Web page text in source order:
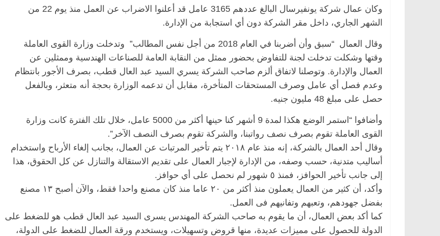
وكان عمال شركة يونفيرسال البالغ عددهم 3165 عامل قد أعلنوا الاضراب عن العمل منذ يوم 22 من
الشهر الجاري، داخل مقر الشركة دون أي استجابة من الإدارة.
وقال العمال “سبق وأن أضربنا في العام 2018 من أجل نفس المطالب” وتدخلت وزارة القوى العاملة
وقتها وشكلت تدخلت لجنة للتفاوض بحضور ممثل من النقابة العامة للصناعات الهندسية وممثلين عن
العمال والإدارة. وتوصلنا لاتفاق ألزم صاحب الشركة يسري السيد عبد العال قطب، بصرف الأجور بانتظام
وعدم فصل أي عامل وصرف المستحقات المتأخرة، مقابل أن تدعمه الوزارة بحجة أنه متعثر، وبالفعل
حصل على مبلغ 48 مليون جنيه.
وأضافوا “استمر الوضع هكذا لمدة 9 أشهر كنا حينها أكثر من 5000 عامل، خلال تلك الفترة كانت وزارة
القوى العاملة تقوم بصرف نصف رواتبنا، والشركة تقوم بصرف النصف الآخر”.
وقال أحد العمال بالشركة، إنه منذ عام ٢٠١٨ يتم تأخير المرتبات عن العمال، بجانب إلغاء الأرباح واستخدام
أساليب متدنية، حسب وصفه، من الإدارة لإجبار العمال على تقديم الاستقالة والتنازل عن كل الحقوق، هذا
إلى جانب تأخير الحوافز، فمنذ ٥ شهور لم نحصل على أي حوافز.
وأكد، أن كثير من العمال يعملون منذ أكثر من ٢٠ عاما منذ كان مصنع واحدا فقط، والآن أصبح ١٣ مصنع
بفضل جهودهم، وتعبهم وتفانيهم فى العمل.
كما أكد بعض العمال، أن ما يقوم به صاحب الشركة المهندس يسرى السيد عبد العال قطب هو للضغط على
الدولة للحصول على مميزات عديدة، منها قروض وتسهيلات، ويستخدم ورقة العمال للضغط على الدولة،
الرئيسية مصر ناس وناس
مقعد شاغر على مائدة الإفطار.. يحيى
حسين عبدالهادي فارس مقاومة
(بروفايل)
الرئيسية مصر ناس وناس
في ذكرى رحيله.. د. نور فرحات فقيه
قانوني دافع عن قضايا الوطن وانحاز
للحرية (بروفايل)
26 يناير، 2026
ناس وناس
فاروق.. خبير اقتصادي
بذكرى ميلاده وحيداً على أبواب